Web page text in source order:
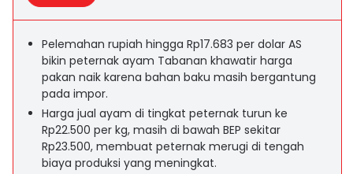
Pelemahan rupiah hingga Rp17.683 per dolar AS
bikin peternak ayam Tabanan khawatir harga
pakan naik karena bahan baku masih bergantung
pada impor.
Harga jual ayam di tingkat peternak turun ke
Rp22.500 per kg, masih di bawah BEP sekitar
Rp23.500, membuat peternak merugi di tengah
biaya produksi yang meningkat.